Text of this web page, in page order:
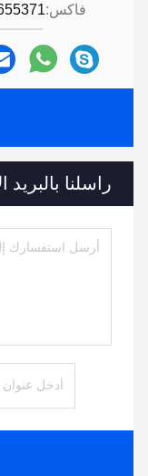
فاكس:
راسلنا بالبريد